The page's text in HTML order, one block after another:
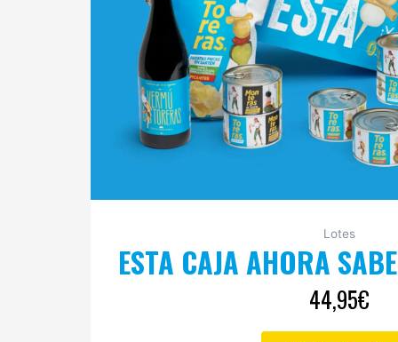
Lotes
ESTA CAJA AHORA
44,95€